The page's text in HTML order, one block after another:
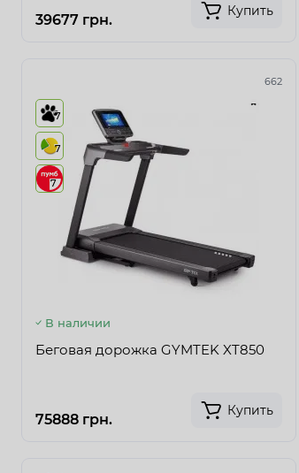
39677 грн.
Купить
662
7
7
7
В наличии
Беговая дорожка GYMTEK XT850
75888 грн.
Купить